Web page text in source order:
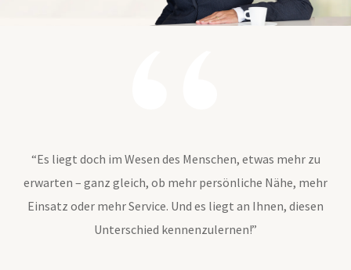
“Es liegt doch im Wesen des Menschen, etwas mehr zu
erwarten – ganz gleich, ob mehr persönliche Nähe, mehr
Einsatz oder mehr Service. Und es liegt an Ihnen, diesen
Unterschied kennenzulernen!”